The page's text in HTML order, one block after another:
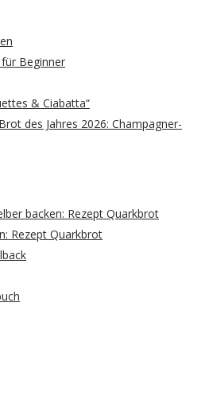
Beginner
& Ciabatta“
des Jahres 2026: Champagner-
backen: Rezept Quarkbrot
Rezept Quarkbrot